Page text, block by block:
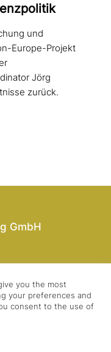
und
Europe-Projekt
Jörg
zurück.
GmbH
you the most
your preferences and
consent to the use of